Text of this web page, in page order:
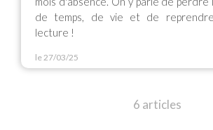
de temps, de vie et de
lecture !
le 27/03/25
6 articles